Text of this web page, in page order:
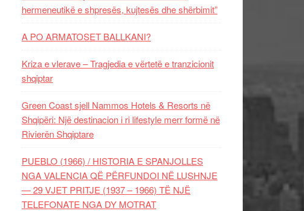
hermeneutikë e shpresës, kujtesës dhe shërbimit”
A PO ARMATOSET BALLKANI?
Kriza e vlerave – Tragjedia e vërtetë e tranzicionit
shqiptar
Green Coast sjell Nammos Hotels & Resorts në
Shqipëri: Një destinacion i ri lifestyle merr formë në
Rivierën Shqiptare
PUEBLO (1966) / HISTORIA E SPANJOLLES
NGA VALENCIA QË PËRFUNDOI NË LUSHNJE
— 29 VJET PRITJE (1937 – 1966) TË NJË
TELEFONATE NGA DY MOTRAT